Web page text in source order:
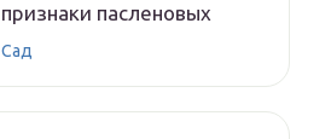
признаки пасленовых
Сад